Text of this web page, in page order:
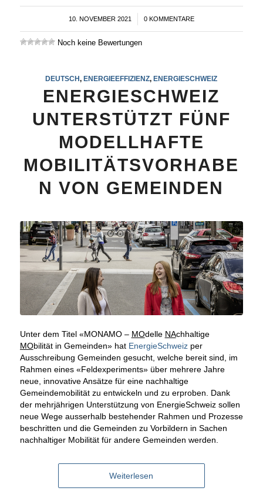
10. NOVEMBER 2021
/ 0 KOMMENTARE
Noch keine Bewertungen
DEUTSCH,ENERGIEEFFIZIENZ,ENERGIESCHWEIZ
ENERGIESCHWEIZ
UNTERSTÜTZT FÜNF
MODELLHAFTE
MOBILITÄTSVORHABE
N VON GEMEINDEN
Unter dem Titel «MONAMO – MOdelle NAchhaltige
MObilität in Gemeinden» hat EnergieSchweizper
Ausschreibung Gemeinden gesucht, welche bereit sind, im
Rahmen eines «Feldexperiments» über mehrere Jahre
neue, innovative Ansätze für eine nachhaltige
Gemeindemobilität zu entwickeln und zu erproben. Dank
der mehrjährigen Unterstützung von EnergieSchweiz sollen
neue Wege ausserhalb bestehender Rahmen und Prozesse
beschritten und die Gemeinden zu Vorbildern in Sachen
nachhaltiger Mobilität für andere Gemeinden werden.
Weiterlesen